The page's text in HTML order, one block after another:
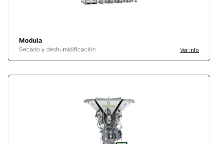
Modula
Secado y deshumidificación Ver info